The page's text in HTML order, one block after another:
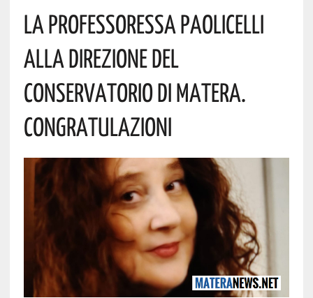
La Professoressa Paolicelli
Alla Direzione Del
Conservatorio Di Matera.
Congratulazioni